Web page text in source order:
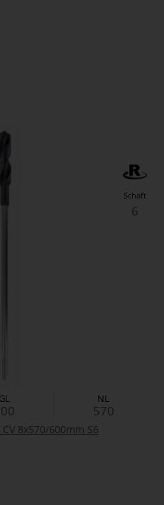
GL NL
570
Schaft
6
8x570/600mm S6